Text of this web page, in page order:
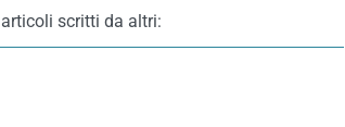
scritti da altri: